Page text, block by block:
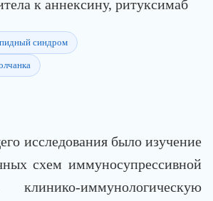
к аннексину, ритуксимаб
синдром
исследования было изучение
схем иммуносупрессивной
иммунологическую